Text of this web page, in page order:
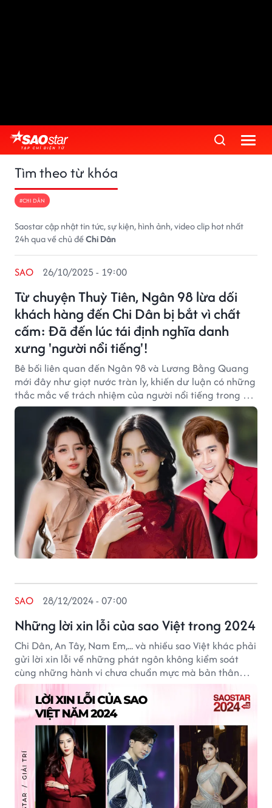
Tìm theo từ khóa
#CHI DÂN
Saostar cập nhật tin tức, sự kiện, hình ảnh, video clip hot nhất
24h qua về chủ đềChi Dân
Từ chuyện Thuỳ Tiên, Ngân 98 lừa dối
khách hàng đến Chi Dân bị bắt vì chất
cấm: Đã đến lúc tái định nghĩa danh
xưng 'người nổi tiếng'!
SAO 26/10/2025 - 19:00
Bê bối liên quan đến Ngân 98 và Lương Bằng Quang
mới đây như giọt nước tràn ly, khiến dư luận có những
thắc mắc về trách nhiệm của người nổi tiếng trong bối
cảnh hiện tại.
Những lời xin lỗi của sao Việt trong 2024
SAO 28/12/2024 - 07:00
Chi Dân, An Tây, Nam Em,... và nhiều sao Việt khác phải
gửi lời xin lỗi về những phát ngôn không kiểm soát
cùng những hành vi chưa chuẩn mực mà bản thân
gây ra.